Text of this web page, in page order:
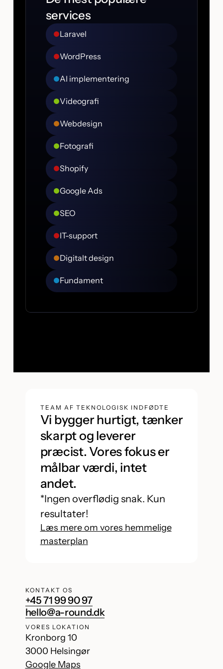
services
Laravel
WordPress
AI implementering
Videografi
Webdesign
Fotografi
Shopify
Google Ads
SEO
IT-support
Digitalt design
Fundament
TEAM AF TEKNOLOGISK INDFØDTE
Vi bygger hurtigt, tænker
skarpt og leverer
præcist. Vores fokus er
målbar værdi, intet
andet.
*Ingen overflødig snak. Kun
resultater!
Læs mere om vores hemmelige
masterplan
KONTAKT OS
+45 71 99 90 97
hello@a-round.dk
VORES LOKATION
Kronborg 10
3000 Helsingør
Google Maps